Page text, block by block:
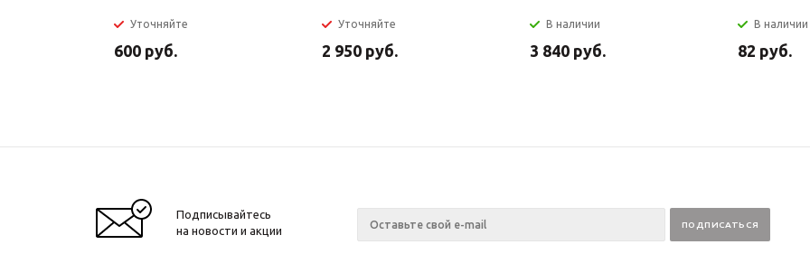
Уточняйте
600 руб.
Уточняйте
2 950 руб.
В наличии
3 840 руб.
В наличии
82 руб.
Подписывайтесь
на новости и акции